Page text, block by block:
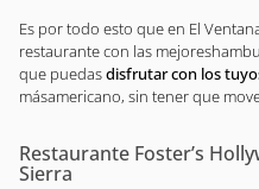
Es por todo esto que en El
restaurante con las
que puedasdisfrutar con los
másamericano, sin tener que
Restaurante Foster’s
Sierra